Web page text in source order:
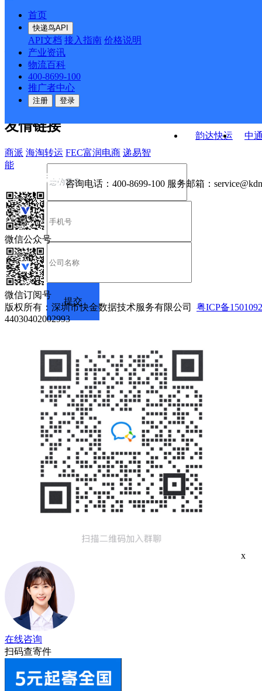
首页
快递鸟API
API文档 接入指南 价格说明
产业资讯
物流百科
400-8699-100
推广者中心
注册 登录
韵达快运
中
API接口 DEMO下载
关于我们
公司介绍 企业动态
合作伙伴 快递鸟接口服务协议
户隐私政策
友情链接
商派 海淘转运 FEC富润电商 递易智
能
咨询电话： 400-8699-100 服务邮箱：
微信公众号
微信订阅号
版权所有：深圳市快金数据技术服务有限公司 粤ICP备
44030402002993
x
在线咨询
扫码查寄件